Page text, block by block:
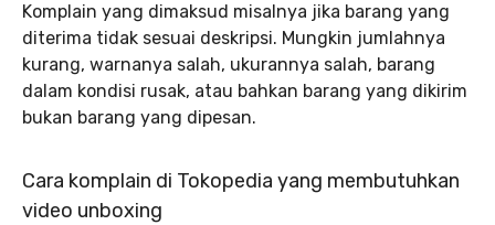
Komplain yang dimaksud misalnya jika barang yang
diterima tidak sesuai deskripsi. Mungkin jumlahnya
kurang, warnanya salah, ukurannya salah, barang
dalam kondisi rusak, atau bahkan barang yang dikirim
bukan barang yang dipesan.
Cara komplain di Tokopedia yang membutuhkan
video unboxing